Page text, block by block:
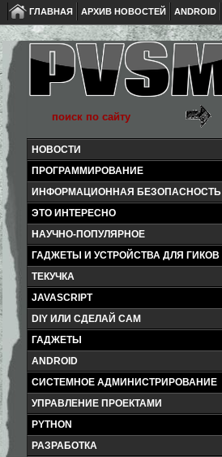
ГЛАВНАЯ АРХИВ НОВОСТЕЙ ANDROID
НОВОСТИ
ПРОГРАММИРОВАНИЕ
ИНФОРМАЦИОННАЯ БЕЗОПАСНОСТЬ
ЭТО ИНТЕРЕСНО
НАУЧНО-ПОПУЛЯРНОЕ
ГАДЖЕТЫ И УСТРОЙСТВА ДЛЯ ГИКОВ
ТЕКУЧКА
JAVASCRIPT
DIY ИЛИ СДЕЛАЙ САМ
ГАДЖЕТЫ
ANDROID
СИСТЕМНОЕ АДМИНИСТРИРОВАНИЕ
УПРАВЛЕНИЕ ПРОЕКТАМИ
PYTHON
РАЗРАБОТКА